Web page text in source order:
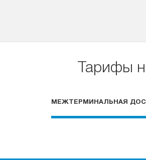
Тарифы
МЕЖТЕРМИНАЛЬНАЯ